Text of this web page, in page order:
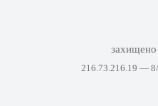
захищено
216.73.216.19 —